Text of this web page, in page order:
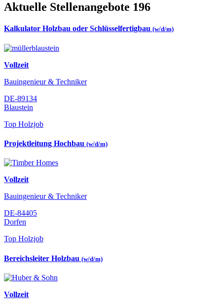
Aktuelle Stellenangebote 196
Kalkulator Holzbau oder Schlüsselfertigbau (w/d/m)
Vollzeit
Bauingenieur & Techniker
DE-89134
Blaustein
Top Holzjob
Projektleitung Hochbau (w/d/m)
Vollzeit
Bauingenieur & Techniker
DE-84405
Dorfen
Top Holzjob
Bereichsleiter Holzbau (w/d/m)
Vollzeit